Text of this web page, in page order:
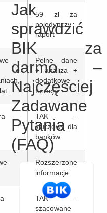
59 zł za
pojedynczy
raport
o
Pełne dane
+ analiza +
dodatkowe
funkcje
TAK –
kluczowy dla
banków
Rozszerzone
informacje
TAK –
szacowane
Jak
sprawdzić
BIK za
darmo –
Najczęściej
Zadawane
Pytania
(FAQ)